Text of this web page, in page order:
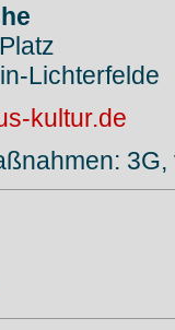
Lichterfelde
kultur.de